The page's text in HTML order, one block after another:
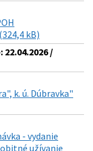
kB)
/
k. ú. Dúbravka"
- vydanie
užívanie